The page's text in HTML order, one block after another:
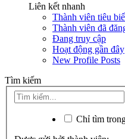
Liên kết nhanh
Thành viên tiêu
Thành viên đã
Đang truy cập
Hoạt động gần đây
New Profile Posts
Tìm kiếm
Chỉ tìm